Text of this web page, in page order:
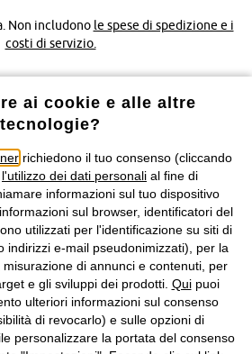
Non includono le spese di spedizione e i
costi di servizio.
e cookie Gestione dei cookie
legali Diritto di recesso
Tutti i diritti riservati.
unico, sede legale: via Adua 33 - 13855
- P.I. 01939830020, Reg. Imprese di
R.E.A. BI - 171345, N. Reg. Pile:
AEE: IT08020000002105 Capitale
Società soggetta all'attività di direzione
Beteiligungs -Verwaltungsgesellschaft
mbH.
ai cookie e alle altre
tecnologie?
richiedono il tuo consenso (cliccando
l'utilizzo dei dati personali al fine di
informazioni sul tuo dispositivo
sul browser, identificatori del
utilizzati per l'identificazione su siti di
indirizzi e-mail pseudonimizzati), per la
di annunci e contenuti, per
e gli sviluppi dei prodotti. Quipuoi
ulteriori informazioni sul consenso
di revocarlo) e sulle opzioni di
personalizzare la portata del consenso